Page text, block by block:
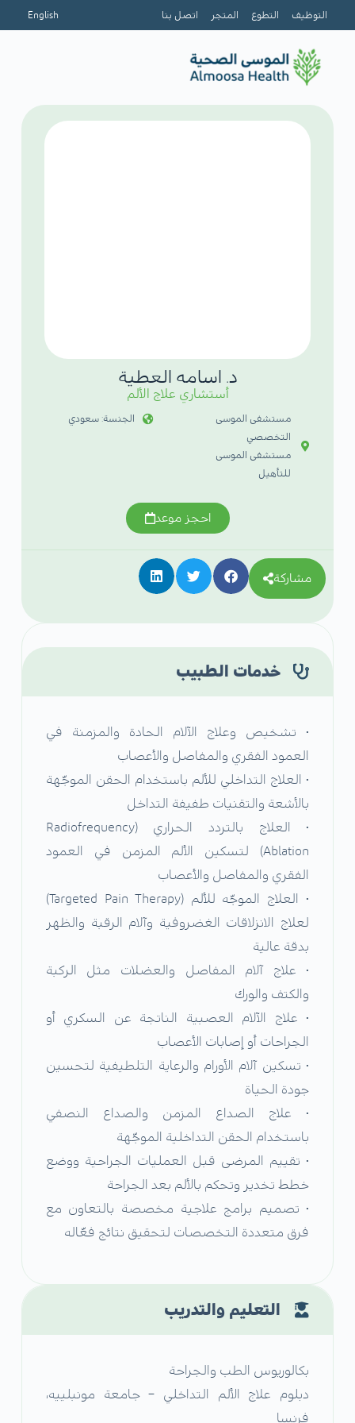
التوظيف التطوع المتجر اتصل بنا English
د. اسامه العطية
أستشاري علاج الألم
مستشفى الموسى
التخصصي
مستشفى الموسى
للتأهيل
الجنسة: سعودي
احجز موعد
مشاركة
خدمات الطبيب
•⁠ ⁠تشخيص وعلاج الآلام الحادة والمزمنة في
العمود الفقري والمفاصل والأعصاب
•⁠ ⁠العلاج التداخلي للألم باستخدام الحقن الموجّهة
بالأشعة والتقنيات طفيفة التداخل
•⁠ ⁠العلاج بالتردد الحراري (Radiofrequency
Ablation) لتسكين الألم المزمن في العمود
الفقري والمفاصل والأعصاب
•⁠ ⁠العلاج الموجّه للألم (Targeted Pain Therapy)
لعلاج الانزلاقات الغضروفية وآلام الرقبة والظهر
بدقة عالية
•⁠ ⁠علاج آلام المفاصل والعضلات مثل الركبة
والكتف والورك
•⁠ ⁠علاج الآلام العصبية الناتجة عن السكري أو
الجراحات أو إصابات الأعصاب
•⁠ ⁠تسكين آلام الأورام والرعاية التلطيفية لتحسين
جودة الحياة
•⁠ ⁠علاج الصداع المزمن والصداع النصفي
باستخدام الحقن التداخلية الموجّهة
•⁠ ⁠تقييم المرضى قبل العمليات الجراحية ووضع
خطط تخدير وتحكم بالألم بعد الجراحة
•⁠ ⁠تصميم برامج علاجية مخصصة بالتعاون مع
فرق متعددة التخصصات لتحقيق نتائج فعّاله
التعليم والتدريب
بكالوريوس الطب والجراحة
دبلوم علاج الألم التداخلي – جامعة مونبلييه،
فرنسا